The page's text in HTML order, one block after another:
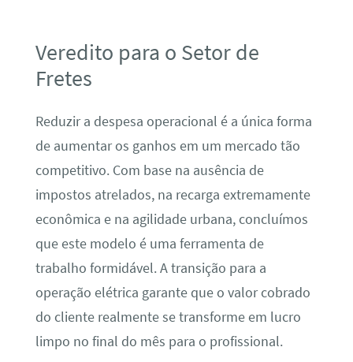
Veredito para o Setor de
Fretes
Reduzir a despesa operacional é a única forma
de aumentar os ganhos em um mercado tão
competitivo. Com base na ausência de
impostos atrelados, na recarga extremamente
econômica e na agilidade urbana, concluímos
que este modelo é uma ferramenta de
trabalho formidável. A transição para a
operação elétrica garante que o valor cobrado
do cliente realmente se transforme em lucro
limpo no final do mês para o profissional.